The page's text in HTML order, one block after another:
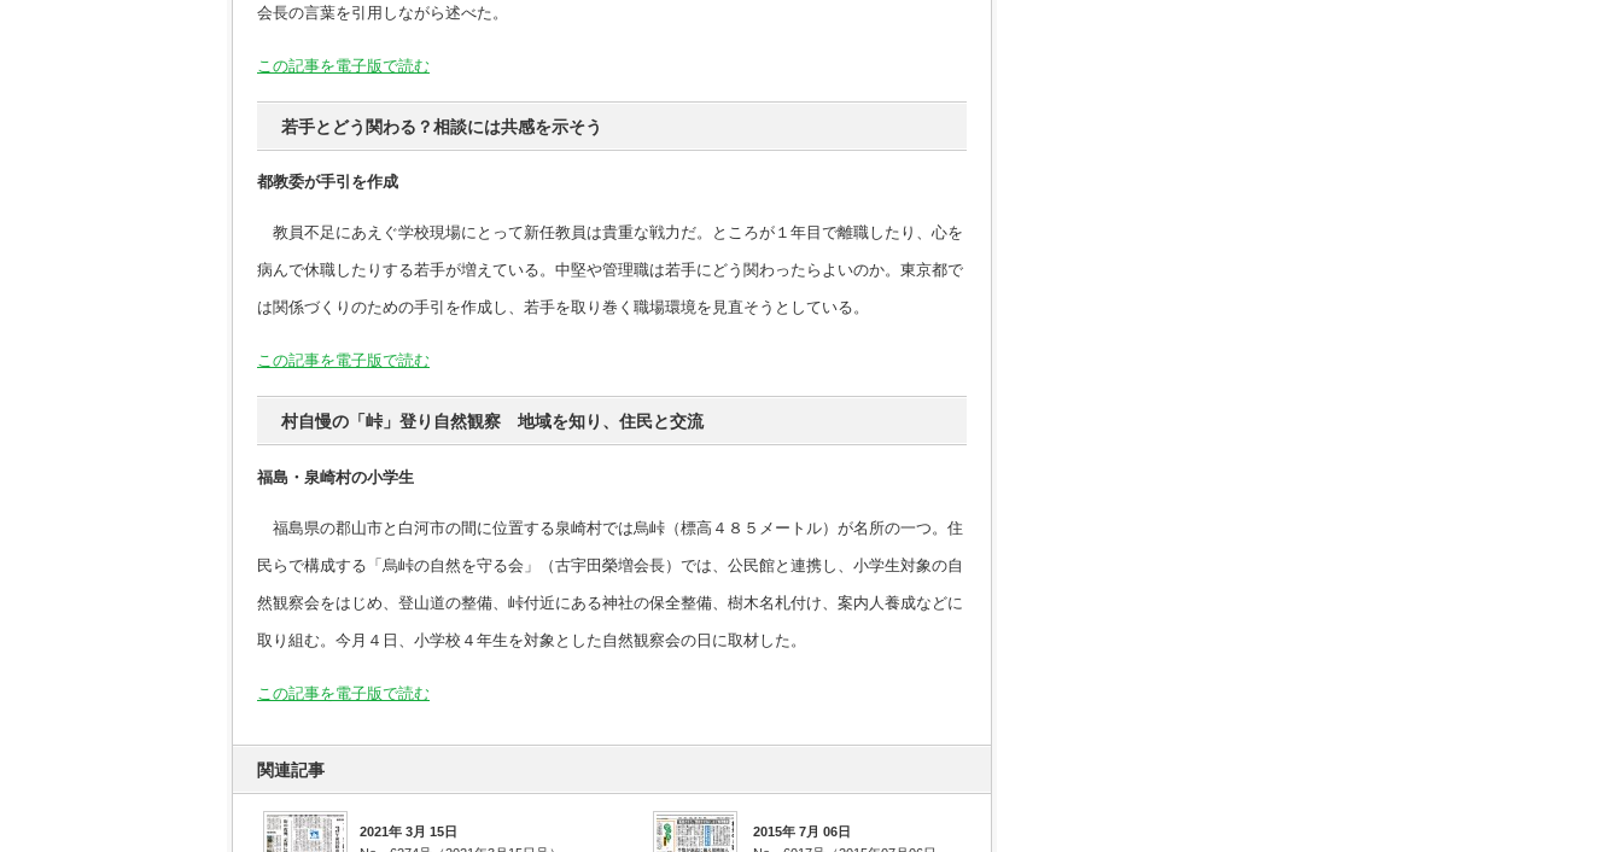
会長の言葉を引用しながら述べた。
この記事を電子版で読む
若手とどう関わる？相談には共感を示そう
都教委が手引を作成
教員不足にあえぐ学校現場にとって新任教員は貴重な戦力だ。ところが１年目で離職したり、心を
病んで休職したりする若手が増えている。中堅や管理職は若手にどう関わったらよいのか。東京都で
は関係づくりのための手引を作成し、若手を取り巻く職場環境を見直そうとしている。
この記事を電子版で読む
村自慢の「峠」登り自然観察 地域を知り、住民と交流
福島・泉崎村の小学生
福島県の郡山市と白河市の間に位置する泉崎村では烏峠（標高４８５メートル）が名所の一つ。住
民らで構成する「烏峠の自然を守る会」（古宇田榮増会長）では、公民館と連携し、小学生対象の自
然観察会をはじめ、登山道の整備、峠付近にある神社の保全整備、樹木名札付け、案内人養成などに
取り組む。今月４日、小学校４年生を対象とした自然観察会の日に取材した。
この記事を電子版で読む
関連記事
2021年 3月 15日
2015年 7月 06日